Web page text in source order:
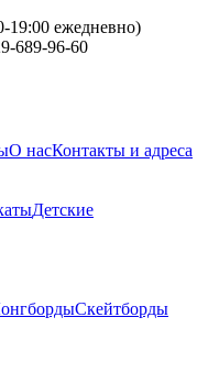
19:00 ежедневно)
689-96-60
О насКонтакты и адреса
Детские
Скейтборды